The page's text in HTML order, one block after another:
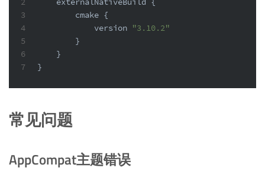
3
4
5
6
7
        cmake {
            version
"3.10.2"
        }
    }
}
常见问题
AppCompat主题错误